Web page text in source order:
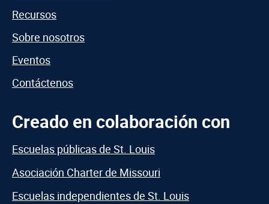
Recursos
Sobre nosotros
Eventos
Contáctenos
Creado en colaboración con
Escuelas públicas de St. Louis
Asociación Charter de Missouri
Escuelas independientes de St. Louis